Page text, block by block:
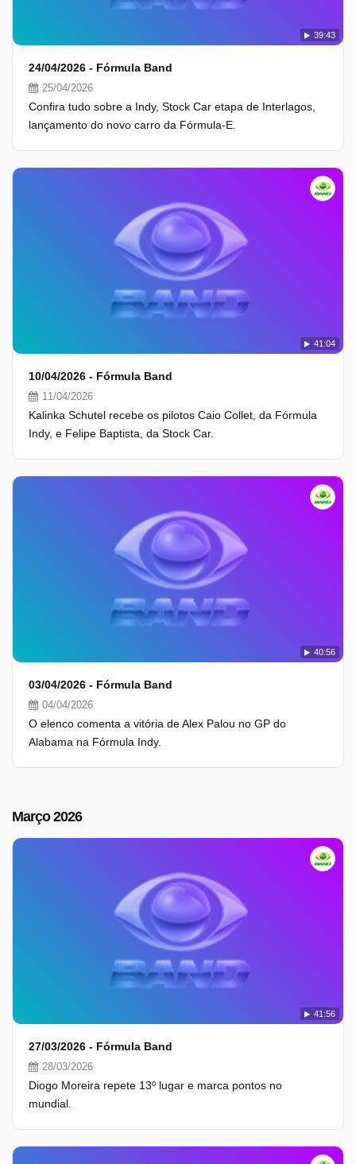
39:43
24/04/2026 - Fórmula Band
25/04/2026
Confira tudo sobre a Indy, Stock Car etapa de Interlagos,
lançamento do novo carro da Fórmula-E.
41:04
10/04/2026 - Fórmula Band
11/04/2026
Kalinka Schutel recebe os pilotos Caio Collet, da Fórmula
Indy, e Felipe Baptista, da Stock Car.
40:56
03/04/2026 - Fórmula Band
04/04/2026
O elenco comenta a vitória de Alex Palou no GP do
Alabama na Fórmula Indy.
Março 2026
41:56
27/03/2026 - Fórmula Band
28/03/2026
Diogo Moreira repete 13º lugar e marca pontos no
mundial.